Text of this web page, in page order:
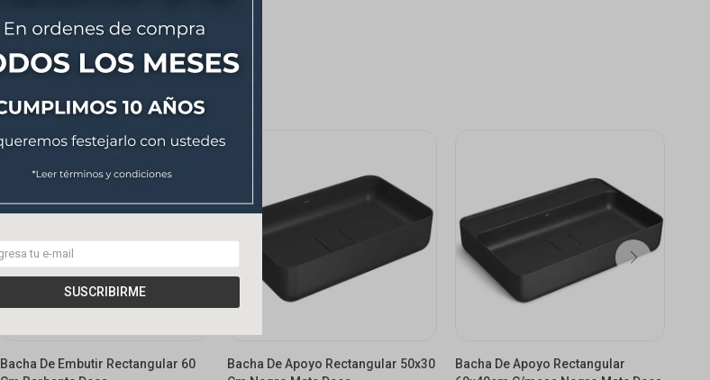
SUSCRIBIRME
Bacha De Embutir Rectangular 60
Bacha De Apoyo Rectangular 50x30
Bacha De Apoyo Rectangular